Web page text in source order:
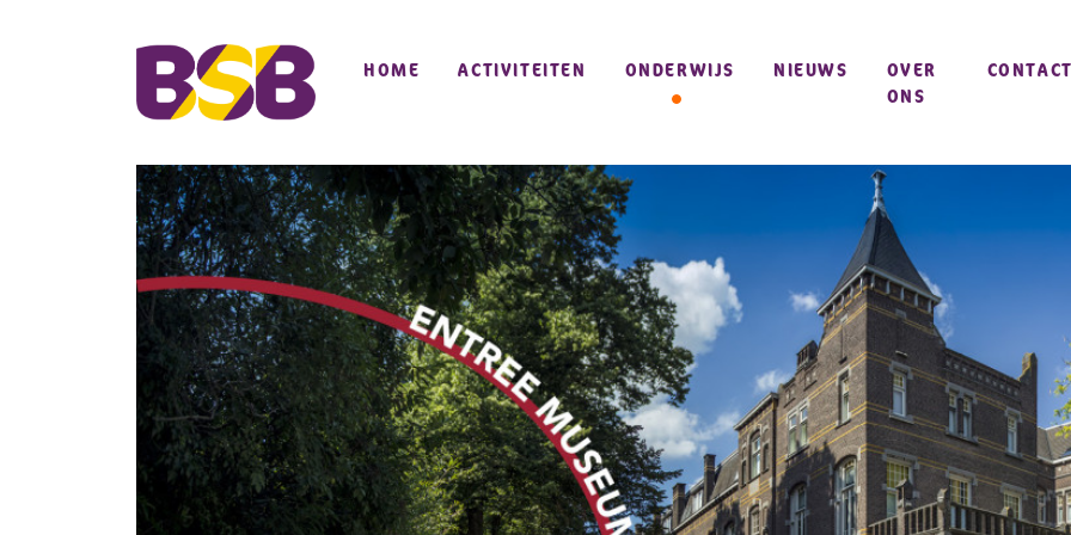
HOME ACTIVITEITEN ONDERWIJS NIEUWS
OVER
ONS